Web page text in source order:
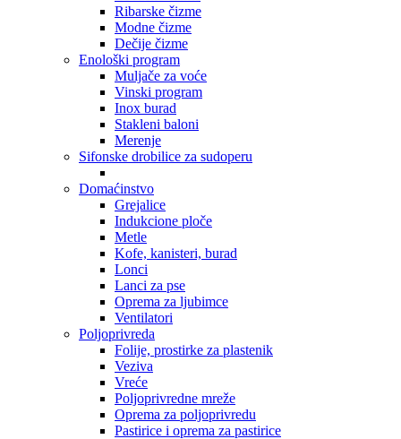
Ribarske čizme
Modne čizme
Dečije čizme
Enološki program
Muljače za voće
Vinski program
Inox burad
Stakleni baloni
Merenje
Sifonske drobilice za sudoperu
Domaćinstvo
Grejalice
Indukcione ploče
Metle
Kofe, kanisteri, burad
Lonci
Lanci za pse
Oprema za ljubimce
Ventilatori
Poljoprivreda
Folije, prostirke za plastenik
Veziva
Vreće
Poljoprivredne mreže
Oprema za poljoprivredu
Pastirice i oprema za pastirice